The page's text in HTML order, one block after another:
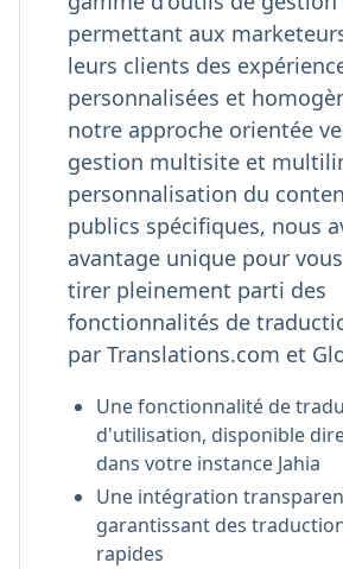
permettant aux
leurs clients des
personnalisées et
notre approche orientée
gestion multisite et
personnalisation du
publics spécifiques, nous
avantage unique pour
tirer pleinement parti des
fonctionnalités de
par Translations.com et
Une fonctionnalité de
d'utilisation, disponible
dans votre instance Jahia
Une intégration
garantissant des
rapides